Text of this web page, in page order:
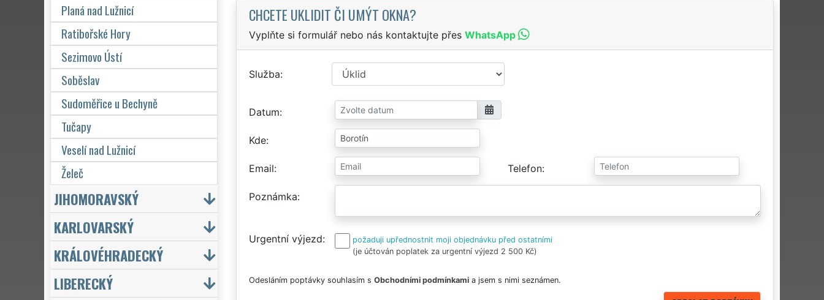
CHCETE UKLIDIT ČI UMÝT OKNA?
Vyplňte si formulář nebo nás kontaktujte přes WhatsApp
Služba
Datum
Kde
Email Telefon
Poznámka
Urgentní výjezd
požaduji upřednostnit moji objednávku před ostatními
(je účtován poplatek za urgentní výjezd 2 500 Kč)
Odesláním poptávky souhlasím s Obchodními podmínkamia jsem s nimi seznámen.
Planá nad Lužnicí
Ratibořské Hory
Sezimovo Ústí
Soběslav
Sudoměřice u Bechyně
Tučapy
Veselí nad Lužnicí
Želeč
JIHOMORAVSKÝ
KARLOVARSKÝ
KRÁLOVÉHRADECKÝ
LIBERECKÝ